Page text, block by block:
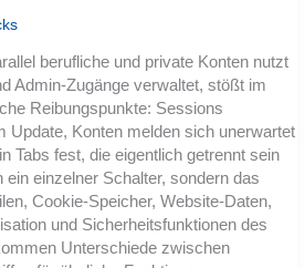
berufliche und private Konten nutzt
Admin-Zugänge verwaltet, stößt im
Reibungspunkte: Sessions
Update, Konten melden sich unerwartet
Tabs fest, die eigentlich getrennt sein
einzelner Schalter, sondern das
Cookie-Speicher, Website-Daten,
und Sicherheitsfunktionen des
Unterschiede zwischen